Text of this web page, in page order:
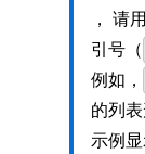
， 请
引号（
例如，
的列
示例